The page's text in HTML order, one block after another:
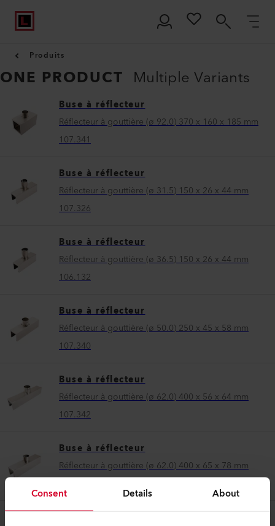
Consent Details About
Produits
ONE PRODUCT Multiple Variants
Buse à réflecteur
Réflecteur à gouttière (ø 92.0) 370 x 160 x 185 mm
107.341
Buse à réflecteur
Réflecteur à gouttière (ø 31.5) 150 x 26 x 44 mm
107.326
Buse à réflecteur
Réflecteur à gouttière (ø 36.5) 150 x 26 x 44 mm
106.132
Buse à réflecteur
Réflecteur à gouttière (ø 50.0) 250 x 45 x 58 mm
107.340
Buse à réflecteur
Réflecteur à gouttière (ø 62.0) 400 x 56 x 64 mm
107.342
Buse à réflecteur
Réflecteur à gouttière (ø 62.0) 400 x 65 x 78 mm